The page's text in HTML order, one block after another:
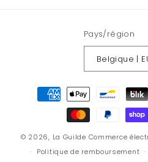
Pays/région
Moyens
paiement
© 2026, La Guilde Commerce
Politique de remboursement